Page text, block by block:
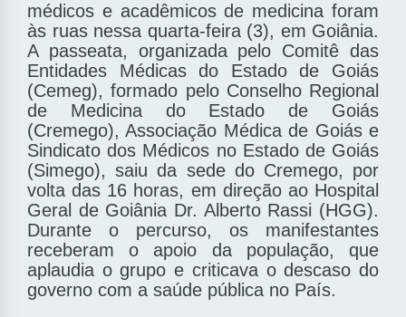
médicos e acadêmicos de medicina foram
às ruas nessa quarta-feira (3), em Goiânia.
A passeata, organizada pelo Comitê das
Entidades Médicas do Estado de Goiás
(Cemeg), formado pelo Conselho Regional
de Medicina do Estado de Goiás
(Cremego), Associação Médica de Goiás e
Sindicato dos Médicos no Estado de Goiás
(Simego), saiu da sede do Cremego, por
volta das 16 horas, em direção ao Hospital
Geral de Goiânia Dr. Alberto Rassi (HGG).
Durante o percurso, os manifestantes
receberam o apoio da população, que
aplaudia o grupo e criticava o descaso do
governo com a saúde pública no País.